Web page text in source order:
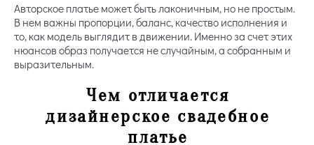
Авторское платье может быть лаконичным, но не простым.
В нем важны пропорции, баланс, качество исполнения и
то, как модель выглядит в движении. Именно за счет этих
нюансов образ получается не случайным, а собранным и
выразительным.
Чем отличается
дизайнерское свадебное
платье